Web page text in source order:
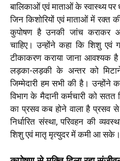
बालिकाओं एवं माताओं के स्वास्थ्य पर
जिन किशोरियों एवं माताओं में रक्त
कुपोषण है उनकी जांच कराकर
चाहिए। उन्होंने कहा कि शिशु एवं
टीकाकरण कराया जाना आवश्यक
लड़का-लड़की के अन्तर को
जिम्मेदारी हम सभी की है। उन्होंने
विभाग के मैदानी कर्मचारी को सतत
का प्रसव कब होने वाला है प्रसव
निर्धारित संस्था, परिवहन की
शिशु एवं मातृ मृत्युदर में कमी आ सके।